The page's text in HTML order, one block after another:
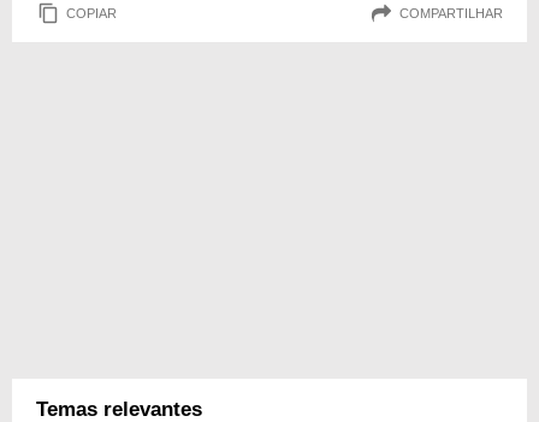
COPIAR COMPARTILHAR
Temas relevantes